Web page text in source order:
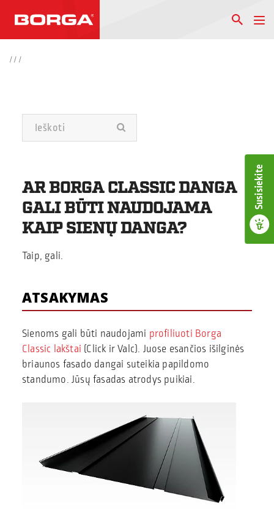
Susisiekite
// /
AR BORGA CLASSIC DANGA
GALI BŪTI NAUDOJAMA
KAIP SIENŲ DANGA?
Taip, gali.
ATSAKYMAS
Sienoms gali būti naudojami profiliuoti Borga
Classic lakštai (Click ir Valc). Juose esančios išilginės
briaunos fasado dangai suteikia papildomo
standumo. Jūsų fasadas atrodys puikiai.